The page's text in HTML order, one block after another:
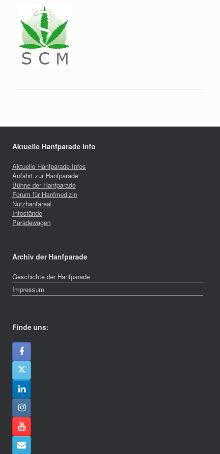
Aktuelle Hanfparade Info
Aktuelle Hanfparade Infos
Anfahrt zur Hanfparade
Bühne der Hanfparade
Forum für Hanfmedizin
Nutzhanfareal
Infostände
Paradewagen
Archiv der Hanfparade
Geschichte der Hanfparade
Impressum
Finde uns: